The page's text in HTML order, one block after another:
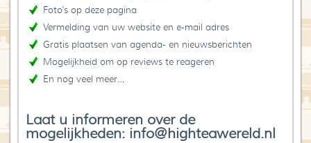
Foto’s op deze pagina
Vermelding van uw website en e-mail adres
Gratis plaatsen van agenda- en nieuwsberichten
Mogelijkheid om op reviews te reageren
En nog veel meer…
Laat u informeren over de
mogelijkheden: info@highteawereld.nl